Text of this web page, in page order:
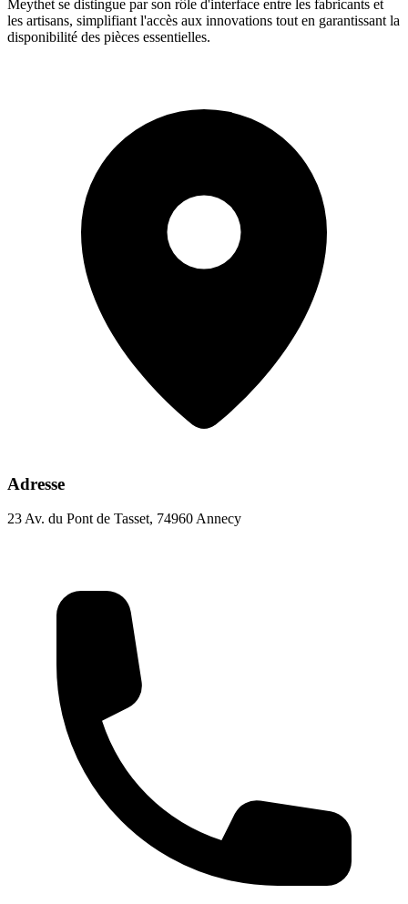
Meythet se distingue par son rôle d'interface entre les fabricants et
les artisans, simplifiant l'accès aux innovations tout en garantissant la
disponibilité des pièces essentielles.
Adresse
23 Av. du Pont de Tasset, 74960 Annecy